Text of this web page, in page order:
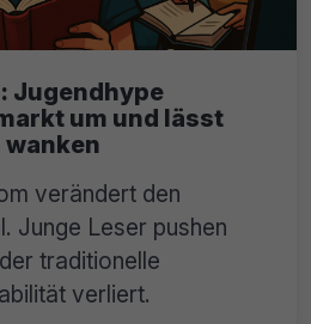
Jugendhype
um und lässt
verändert den
Junge Leser pushen
traditionelle
verliert.